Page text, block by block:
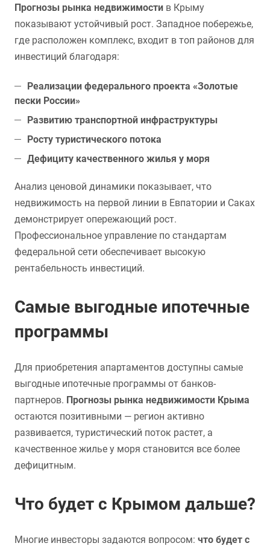
Прогнозы рынка недвижимости в Крыму
показывают устойчивый рост. Западное побережье,
где расположен комплекс, входит в топ районов для
инвестиций благодаря:
Реализации федерального проекта «Золотые
пески России»
Развитию транспортной инфраструктуры
Росту туристического потока
Дефициту качественного жилья у моря
Анализ ценовой динамики показывает, что
недвижимость на первой линии в Евпатории и Саках
демонстрирует опережающий рост.
Профессиональное управление по стандартам
федеральной сети обеспечивает высокую
рентабельность инвестиций.
Самые выгодные ипотечные
программы
Для приобретения апартаментов доступны самые
выгодные ипотечные программы от банков-
партнеров. Прогнозы рынка недвижимости Крыма
остаются позитивными — регион активно
развивается, туристический поток растет, а
качественное жилье у моря становится все более
дефицитным.
Что будет с Крымом дальше?
Многие инвесторы задаются вопросом: что будет с